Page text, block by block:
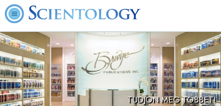
TUDJON MEG TÖBBET!